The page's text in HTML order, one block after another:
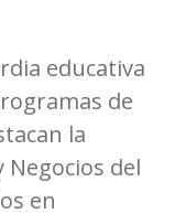
educativa
de
la
del
en